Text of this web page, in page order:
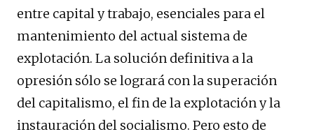
entre capital y trabajo, esenciales para el
mantenimiento del actual sistema de
explotación. La solución definitiva a la
opresión sólo se logrará con la superación
del capitalismo, el fin de la explotación y la
instauración del socialismo. Pero esto de